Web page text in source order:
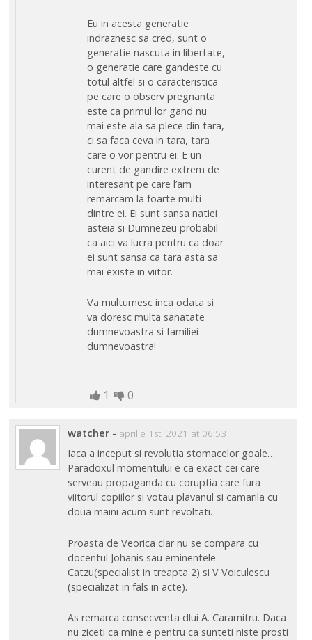
Eu in acesta generatie
indraznesc sa cred, sunt o
generatie nascuta in libertate,
o generatie care gandeste cu
totul altfel si o caracteristica
pe care o observ pregnanta
este ca primul lor gand nu
mai este ala sa plece din tara,
ci sa faca ceva in tara, tara
care o vor pentru ei. E un
curent de gandire extrem de
interesant pe care l’am
remarcam la foarte multi
dintre ei. Ei sunt sansa natiei
asteia si Dumnezeu probabil
ca aici va lucra pentru ca doar
ei sunt sansa ca tara asta sa
mai existe in viitor.
Va multumesc inca odata si
va doresc multa sanatate
dumnevoastra si familiei
dumnevoastra!
1 0
watcher - aprilie 1st, 2021 at 06:53
Iaca a inceput si revolutia stomacelor goale…
Paradoxul momentului e ca exact cei care
serveau propaganda cu coruptia care fura
viitorul copiilor si votau plavanul si camarila cu
doua maini acum sunt revoltati.
Proasta de Veorica clar nu se compara cu
docentul Johanis sau eminentele
Catzu(specialist in treapta 2) si V Voiculescu
(specializat in fals in acte).
As remarca consecventa dlui A. Caramitru. Daca
nu ziceti ca mine e pentru ca sunteti niste prosti